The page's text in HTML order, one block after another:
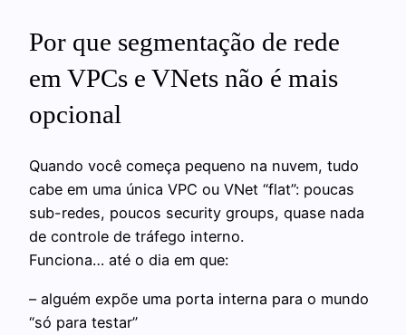
Por que segmentação de rede
em VPCs e VNets não é mais
opcional
Quando você começa pequeno na nuvem, tudo
cabe em uma única VPC ou VNet “flat”: poucas
sub-redes, poucos security groups, quase nada
de controle de tráfego interno.
Funciona… até o dia em que:
– alguém expõe uma porta interna para o mundo
“só para testar”